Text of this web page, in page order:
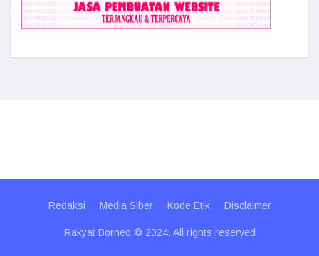
Redaksi Media Siber Kode Etik Disclaimer
Rakyat Borneo © 2024. All rights reserved